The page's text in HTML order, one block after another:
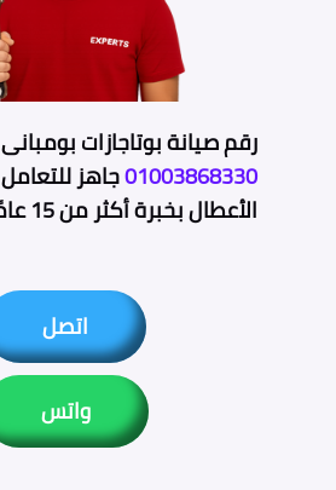
رقم صيانة بوتاجازات
01003868330جاهز
الأعطال بخبرة أكثر من 15 عامًا
اتصل
واتس